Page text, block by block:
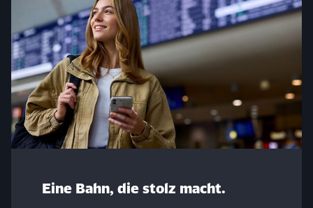
Eine Bahn, die stolz macht.